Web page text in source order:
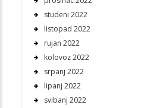
studeni 2022
listopad 2022
rujan 2022
kolovoz 2022
srpanj 2022
lipanj 2022
svibanj 2022